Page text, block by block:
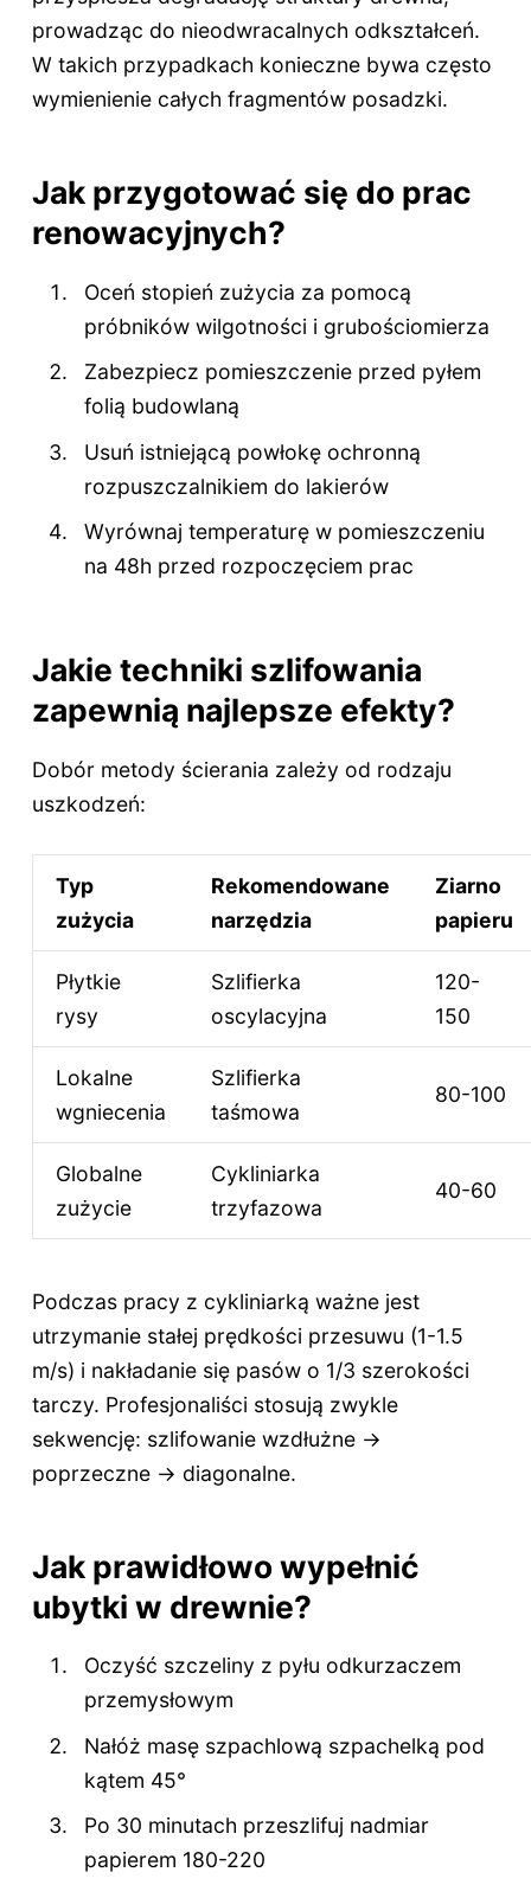
prowadząc do nieodwracalnych odkształceń.
W takich przypadkach konieczne bywa często
wymienienie całych fragmentów posadzki.
Jak przygotować się do prac
renowacyjnych?
Oceń stopień zużycia za pomocą
próbników wilgotności i grubościomierza
Zabezpiecz pomieszczenie przed pyłem
folią budowlaną
Usuń istniejącą powłokę ochronną
rozpuszczalnikiem do lakierów
Wyrównaj temperaturę w pomieszczeniu
na 48h przed rozpoczęciem prac
Jakie techniki szlifowania
zapewnią najlepsze efekty?
Dobór metody ścierania zależy od rodzaju
uszkodzeń:
Typ
zużycia
Rekomendowane
narzędzia
Ziarno
papieru
Płytkie
rysy
Szlifierka
oscylacyjna
120-
150
Lokalne
wgniecenia
Szlifierka
taśmowa
80-100
Globalne
zużycie
Cykliniarka
trzyfazowa
40-60
Podczas pracy z cykliniarką ważne jest
utrzymanie stałej prędkości przesuwu (1-1.5
m/s) i nakładanie się pasów o 1/3 szerokości
tarczy. Profesjonaliści stosują zwykle
sekwencję: szlifowanie wzdłużne →
poprzeczne → diagonalne.
Jak prawidłowo wypełnić
ubytki w drewnie?
Oczyść szczeliny z pyłu odkurzaczem
przemysłowym
Nałóż masę szpachlową szpachelką pod
kątem 45°
Po 30 minutach przeszlifuj nadmiar
papierem 180-220